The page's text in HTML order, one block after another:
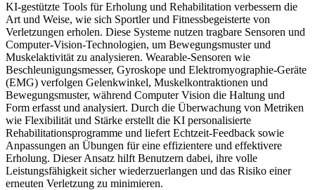
KI-gestützte Tools für Erholung und Rehabilitation verbessern die
Art und Weise, wie sich Sportler und Fitnessbegeisterte von
Verletzungen erholen. Diese Systeme nutzen tragbare Sensoren und
Computer-Vision-Technologien, um Bewegungsmuster und
Muskelaktivität zu analysieren. Wearable-Sensoren wie
Beschleunigungsmesser, Gyroskope und Elektromyographie-Geräte
(EMG) verfolgen Gelenkwinkel, Muskelkontraktionen und
Bewegungsmuster, während Computer Vision die Haltung und
Form erfasst und analysiert. Durch die Überwachung von Metriken
wie Flexibilität und Stärke erstellt die KI personalisierte
Rehabilitationsprogramme und liefert Echtzeit-Feedback sowie
Anpassungen an Übungen für eine effizientere und effektivere
Erholung. Dieser Ansatz hilft Benutzern dabei, ihre volle
Leistungsfähigkeit sicher wiederzuerlangen und das Risiko einer
erneuten Verletzung zu minimieren.